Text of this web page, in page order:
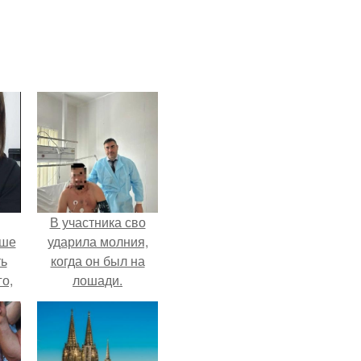
В участника сво
ударила молния,
когда он был на
лошади.